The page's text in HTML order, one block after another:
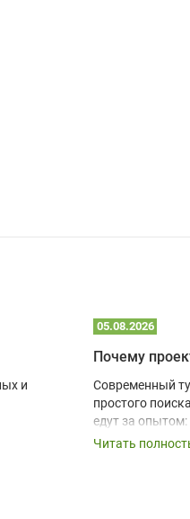
и
05.08.2026
Современный
простого
едут за
ощущениями.
Читать